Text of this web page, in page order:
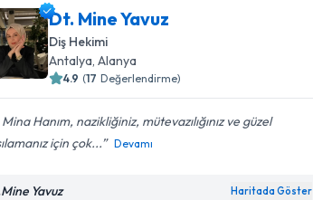
Dt. Mine Yavuz
Diş Hekimi
Antalya, Alanya
4.9 (17 Değerlendirme)
Hanım, nazikliğiniz, mütevazılığınız ve güzel
için çok...
Devamı
Yavuz Haritada Göster